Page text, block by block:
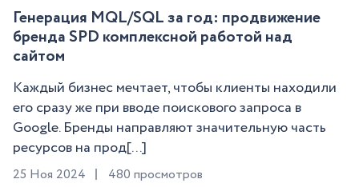
Генерация MQL/SQL за год: продвижение
бренда SPD комплексной работой над
сайтом
Каждый бизнес мечтает, чтобы клиенты находили
его сразу же при вводе поискового запроса в
Google. Бренды направляют значительную часть
ресурсов на прод[...]
25 Ноя 2024
480 просмотров